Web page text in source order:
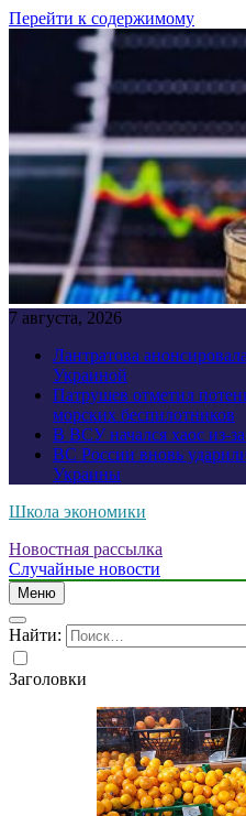
Перейти к содержимому
7 августа, 2026
Лантратова
Украиной
Патрушев отметил
морских беспилотников
В ВСУ начался хаос из-
ВС России вновь
Украины
Школа экономики
Новостная рассылка
Случайные новости
Меню
Найти:
Заголовки